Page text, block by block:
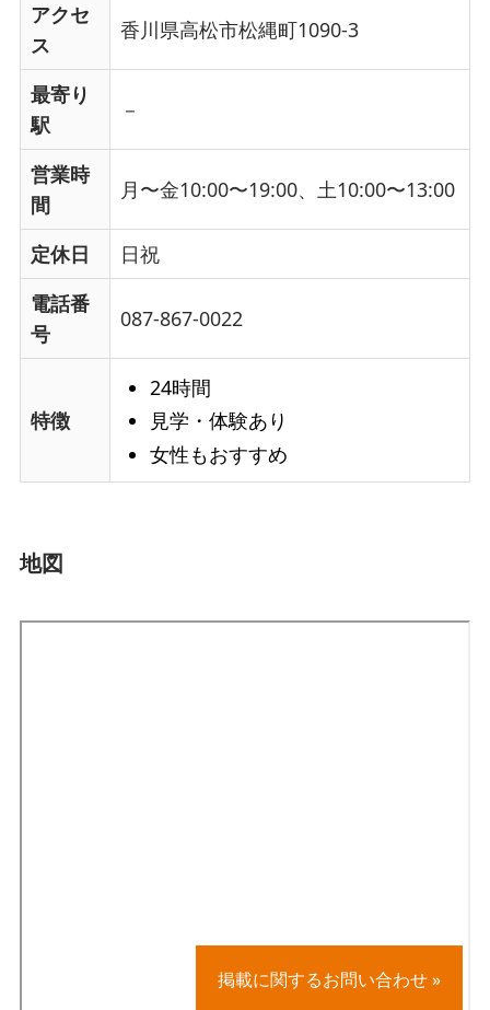
アクセ
ス
香川県高松市松縄町1090-3
最寄り
駅
－
営業時
間
月〜金10:00〜19:00、土10:00〜13:00
定休日
日祝
電話番
号
087-867-0022
特徴
24時間
見学・体験あり
女性もおすすめ
地図
掲載に関するお問い合わせ »